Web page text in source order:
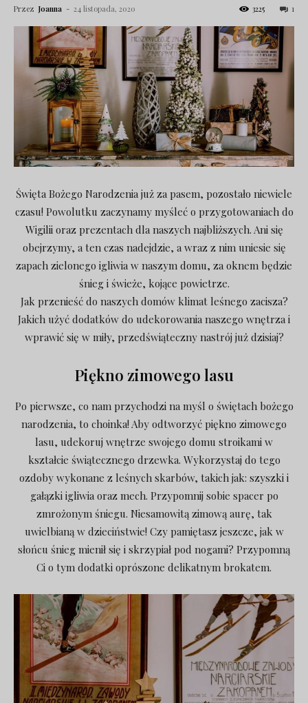
Przez Joanna - 24 listopada, 2020 1
3225
Święta Bożego Narodzenia już za pasem, pozostało niewiele
czasu! Powolutku zaczynamy myśleć o przygotowaniach do
Wigilii oraz prezentach dla naszych najbliższych. Ani się
obejrzymy, a ten czas nadejdzie, a wraz z nim uniesie się
zapach zielonego igliwia w naszym domu, za oknem będzie
śnieg i świeże, kojące powietrze.
Jak przenieść do naszych domów klimat leśnego zacisza?
Jakich użyć dodatków do udekorowania naszego wnętrza i
wprawić się w miły, przedświąteczny nastrój już dzisiaj?
Piękno zimowego lasu
Po pierwsze, co nam przychodzi na myśl o świętach bożego
narodzenia, to choinka! Aby odtworzyć piękno zimowego
lasu, udekoruj wnętrze swojego domu stroikami w
kształcie świątecznego drzewka. Wykorzystaj do tego
ozdoby wykonane z leśnych skarbów, takich jak: szyszki i
gałązki igliwia oraz mech. Przypomnij sobie spacer po
zmrożonym śniegu. Niesamowitą zimową aurę, tak
uwielbianą w dzieciństwie! Czy pamiętasz jeszcze, jak w
słońcu śnieg mienił się i skrzypiał pod nogami? Przypomną
Ci o tym dodatki oprószone delikatnym brokatem.